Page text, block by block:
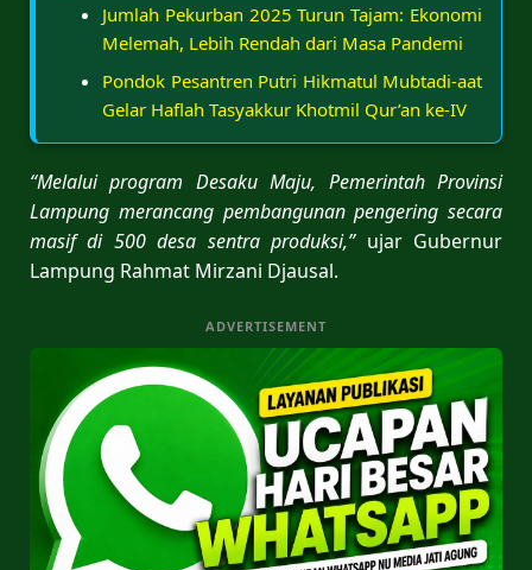
Jumlah Pekurban 2025 Turun Tajam: Ekonomi
Melemah, Lebih Rendah dari Masa Pandemi
Pondok Pesantren Putri Hikmatul Mubtadi-aat
Gelar Haflah Tasyakkur Khotmil Qur’an ke-IV
“Melalui program Desaku Maju, Pemerintah Provinsi
Lampung merancang pembangunan pengering secara
masif di 500 desa sentra produksi,”ujar Gubernur
Lampung Rahmat Mirzani Djausal.
ADVERTISEMENT